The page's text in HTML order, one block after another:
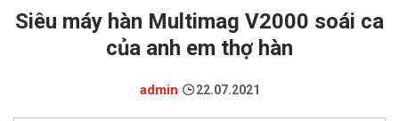
Siêu máy hàn Multimag V2000 soái ca
của anh em thợ hàn
admin 22.07.2021